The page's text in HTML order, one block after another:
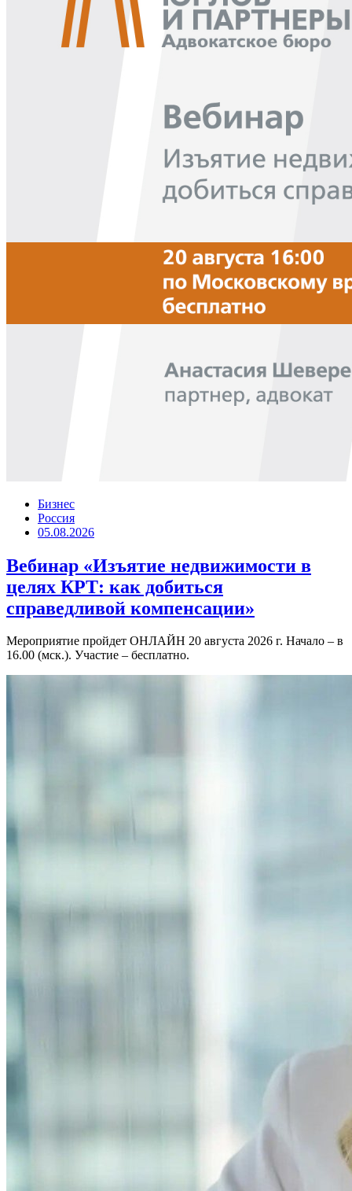
Бизнес
Россия
05.08.2026
Вебинар «Изъятие недвижимости в
целях КРТ: как добиться
справедливой компенсации»
Мероприятие пройдет ОНЛАЙН 20 августа 2026 г. Начало – в
16.00 (мск.). Участие – бесплатно.